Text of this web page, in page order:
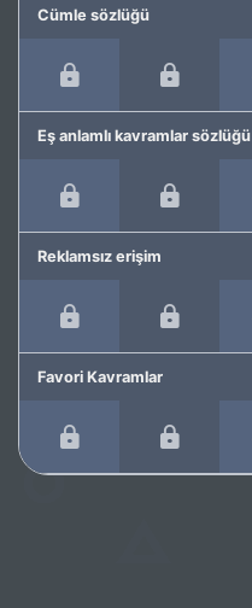
Cümle sözlüğü
Eş anlamlı kavramlar sözlüğü
Reklamsız erişim
Favori Kavramlar